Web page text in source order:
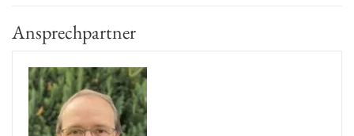
Ansprechpartner